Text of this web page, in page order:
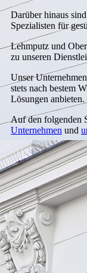
Darüber hinaus
Spezialisten für
Lehmputz und
zu unseren
Unser
stets nach bestem
Lösungen anbieten.
Auf den folgenden
Unternehmen und